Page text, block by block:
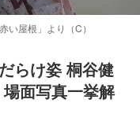
い屋根」より（C）
らけ姿 桐谷健
面写真一挙解